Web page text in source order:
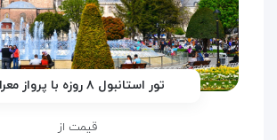
تور استانبول ۸ روزه با پرواز معراج
قیمت از